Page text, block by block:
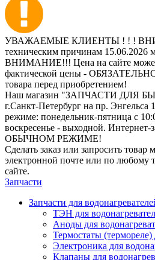
УВАЖАЕМЫЕ КЛИЕНТЫ ! ! !
техническим причинам 15.06.2026
ВНИМАНИЕ!!! Цена на сайте может
фактической цены - ОБЯЗАТЕЛЬНО
товара перед приобретением!
Наш магазин "ЗАПЧАСТИ ДЛЯ
г.Санкт-Петербург на пр. Энгельса
режиме: понедельник-пятница с
воскресенье - выходной. Интернет-
ОБЫЧНОМ РЕЖИМЕ!
Сделать заказ или запросить товар
электронной почте или по любому
сайте.
Запчасти
Запчасти для
ТЭН для
Аноды для
Термостаты (термореле)
Электроника для
Клапаны для